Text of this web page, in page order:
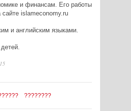
и финансам. Его работы
сайте islameconomy.ru
и английским языками.
????????